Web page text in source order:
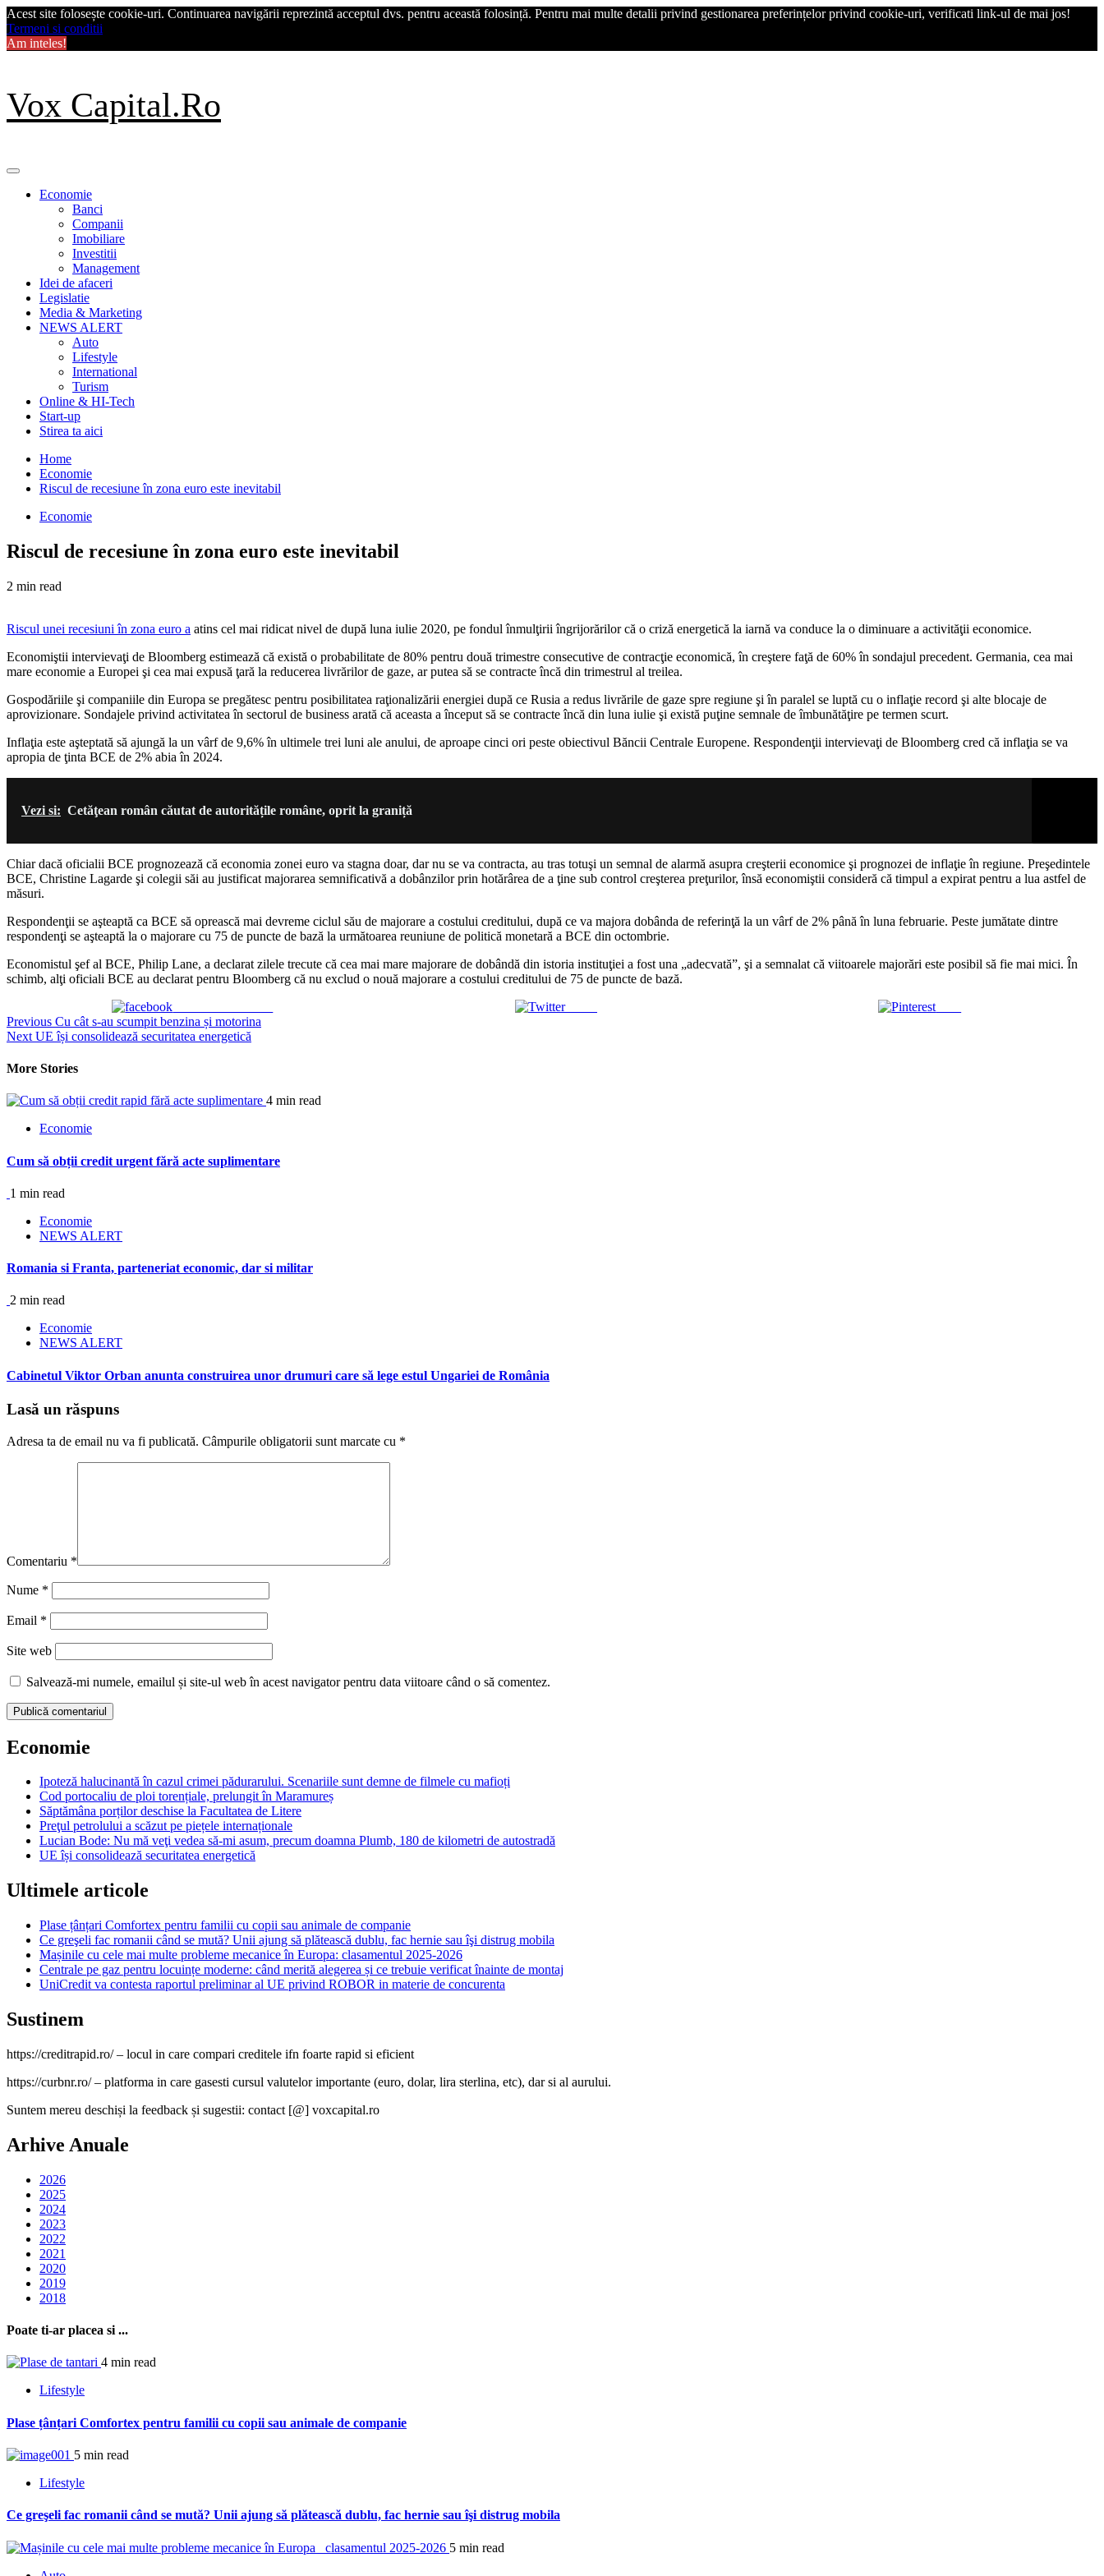
Acest site folosește cookie-uri. Continuarea navigării reprezintă acceptul dvs. pentru această folosință. Pentru mai multe detalii privind gestionarea preferințelor privind cookie-uri, verificati link-ul de mai jos!
Termeni si conditii
Am inteles!
Skip
to
content
Vox Capital.Ro
Primary
Economie
Banci
Companii
Imobiliare
Investitii
Management
Idei de afaceri
Legislatie
Media & Marketing
NEWS ALERT
Auto
Lifestyle
International
Turism
Online & HI-Tech
Start-up
Stirea ta aici
Home
Economie
Riscul de recesiune în zona euro este inevitabil
Economie
Riscul de recesiune în zona euro este inevitabil
2 min read
Riscul unei recesiuni în zona euro a atins cel mai ridicat nivel de după luna iulie 2020, pe fondul înmulţirii îngrijorărilor că o criză energetică la iarnă va conduce la o diminuare a activităţii economice.
Economiştii intervievaţi de Bloomberg estimează că există o probabilitate de 80% pentru două trimestre consecutive de contracţie economică, în creştere faţă de 60% în sondajul precedent. Germania, cea mai
mare economie a Europei şi cea mai expusă ţară la reducerea livrărilor de gaze, ar putea să se contracte încă din trimestrul al treilea.
Gospodăriile şi companiile din Europa se pregătesc pentru posibilitatea raţionalizării energiei după ce Rusia a redus livrările de gaze spre regiune şi în paralel se luptă cu o inflaţie record şi alte blocaje de
aprovizionare. Sondajele privind activitatea în sectorul de business arată că aceasta a început să se contracte încă din luna iulie şi există puţine semnale de îmbunătăţire pe termen scurt.
Inflaţia este aşteptată să ajungă la un vârf de 9,6% în ultimele trei luni ale anului, de aproape cinci ori peste obiectivul Băncii Centrale Europene. Respondenţii intervievaţi de Bloomberg cred că inflaţia se va
apropia de ţinta BCE de 2% abia în 2024.
Vezi si: Cetăţean român căutat de autoritățile române, oprit la graniță
Chiar dacă oficialii BCE prognozează că economia zonei euro va stagna doar, dar nu se va contracta, au tras totuşi un semnal de alarmă asupra creşterii economice şi prognozei de inflaţie în regiune. Preşedintele
BCE, Christine Lagarde şi colegii săi au justificat majorarea semnificativă a dobânzilor prin hotărârea de a ţine sub control creşterea preţurilor, însă economiştii consideră că timpul a expirat pentru a lua astfel de
măsuri.
Respondenţii se aşteaptă ca BCE să oprească mai devreme ciclul său de majorare a costului creditului, după ce va majora dobânda de referinţă la un vârf de 2% până în luna februarie. Peste jumătate dintre
respondenţi se aşteaptă la o majorare cu 75 de puncte de bază la următoarea reuniune de politică monetară a BCE din octombrie.
Economistul şef al BCE, Philip Lane, a declarat zilele trecute că cea mai mare majorare de dobândă din istoria instituţiei a fost una „adecvată”, şi a semnalat că viitoarele majorări este posibil să fie mai mici. În
schimb, alţi oficiali BCE au declarat pentru Bloomberg că nu exclud o nouă majorare a costului creditului de 75 de puncte de bază.
Tweet
Continue
Reading
Previous Cu cât s-au scumpit benzina și motorina
Next UE își consolidează securitatea energetică
More Stories
4 min read
Economie
Cum să obții credit urgent fără acte suplimentare
1 min read
Economie
NEWS ALERT
Romania si Franta, parteneriat economic, dar si militar
2 min read
Economie
NEWS ALERT
Cabinetul Viktor Orban anunta construirea unor drumuri care să lege estul Ungariei de România
Lasă un răspuns
Adresa ta de email nu va fi publicată. Câmpurile obligatorii sunt marcate cu *
Comentariu *
Nume *
Email *
Site web
Salvează-mi numele, emailul și site-ul web în acest navigator pentru data viitoare când o să comentez.
Economie
Ipoteză halucinantă în cazul crimei pădurarului. Scenariile sunt demne de filmele cu mafioți
Cod portocaliu de ploi torențiale, prelungit în Maramureș
Săptămâna porților deschise la Facultatea de Litere
Preţul petrolului a scăzut pe piețele internaționale
Lucian Bode: Nu mă veţi vedea să-mi asum, precum doamna Plumb, 180 de kilometri de autostradă
UE își consolidează securitatea energetică
Ultimele articole
Plase țânțari Comfortex pentru familii cu copii sau animale de companie
Ce greşeli fac romanii când se mută? Unii ajung să plătească dublu, fac hernie sau îşi distrug mobila
Mașinile cu cele mai multe probleme mecanice în Europa: clasamentul 2025-2026
Centrale pe gaz pentru locuințe moderne: când merită alegerea și ce trebuie verificat înainte de montaj
UniCredit va contesta raportul preliminar al UE privind ROBOR in materie de concurenta
Sustinem
https://creditrapid.ro/ – locul in care compari creditele ifn foarte rapid si eficient
https://curbnr.ro/ – platforma in care gasesti cursul valutelor importante (euro, dolar, lira sterlina, etc), dar si al aurului.
Suntem mereu deschiși la feedback și sugestii: contact [@] voxcapital.ro
Arhive Anuale
2026
2025
2024
2023
2022
2021
2020
2019
2018
Poate ti-ar placea si ...
4 min read
Lifestyle
Plase țânțari Comfortex pentru familii cu copii sau animale de companie
5 min read
Lifestyle
Ce greşeli fac romanii când se mută? Unii ajung să plătească dublu, fac hernie sau îşi distrug mobila
5 min read